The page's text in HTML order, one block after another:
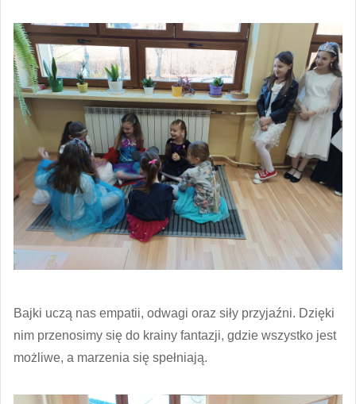
Bajki uczą nas empatii, odwagi oraz siły przyjaźni. Dzięki
nim przenosimy się do krainy fantazji, gdzie wszystko jest
możliwe, a marzenia się spełniają.